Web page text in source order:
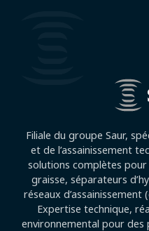
Filiale du groupe Saur,
et de l’assainissement
solutions complètes
graisse, séparateurs
réseaux d’assainissement
Expertise technique,
environnemental pour